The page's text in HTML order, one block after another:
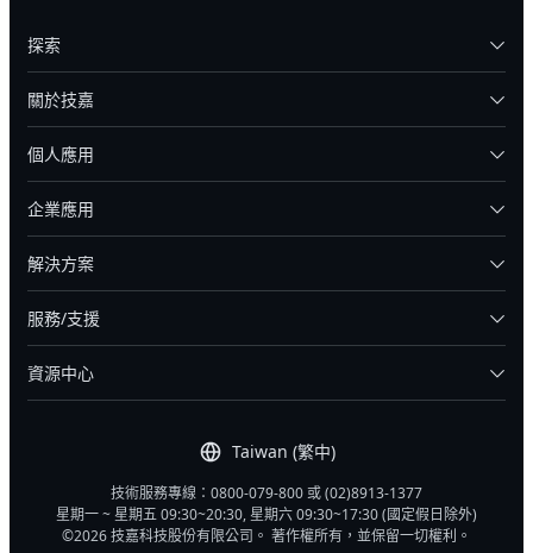
Taiwan (繁中)
探索
關於技嘉
個人應用
企業應用
解決方案
服務/支援
資源中心
技術服務專線：0800-079-800 或 (02)8913-1377
星期一 ~ 星期五 09:30~20:30, 星期六 09:30~17:30 (國定假日除外)
©2026 技嘉科技股份有限公司。 著作權所有，並保留一切權利。